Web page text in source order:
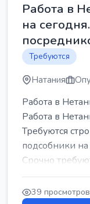
Работа в
на
Требуются
Натания
Работа в
Работа в
Требуются
подсобники
Срочно
39 просмотров